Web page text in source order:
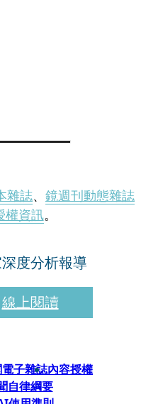
雜誌、 鏡週刊動態雜誌
權資訊。
度分析報導
線上閱讀
子雜誌內容授權
自律綱要